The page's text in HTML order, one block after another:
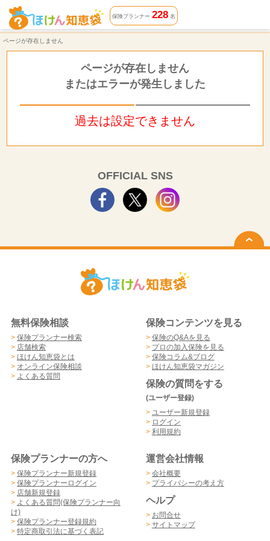
ページが存在しません | ほけん知恵袋
保険プランナー 228名
ページが存在しません
ページが存在しません
またはエラーが発生しました
過去は設定できません
OFFICIAL SNS
無料保険相談
> 保険プランナー検索
> 店舗検索
> ほけん知恵袋とは
> オンライン保険相談
> よくある質問
保険コンテンツを見る
> 保険のQ&Aを見る
> プロの加入保険を見る
> 保険コラム&ブログ
> ほけん知恵袋マガジン
保険の質問をする
(ユーザー登録)
> ユーザー新規登録
> ログイン
> 利用規約
保険プランナーの方へ
> 保険プランナー新規登録
> 保険プランナーログイン
> 店舗新規登録
> よくある質問(保険プランナー向
け)
> 保険プランナー登録規約
> 特定商取引法に基づく表記
運営会社情報
> 会社概要
> プライバシーの考え方
ヘルプ
> お問合せ
> サイトマップ